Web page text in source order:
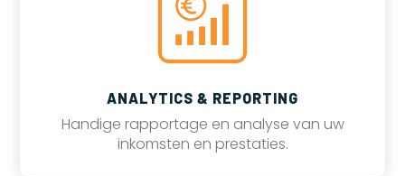
ANALYTICS & REPORTING
Handige rapportage en analyse van uw
inkomsten en prestaties.